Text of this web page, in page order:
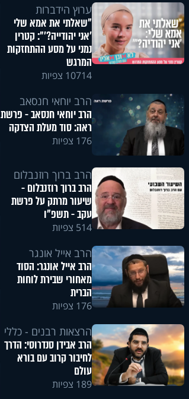
ערוץ הידברות
"שאלתי את אמא שלי
'אני יהודייה?'": קטרין
נמני על מסע ההתחזקות
המרגש
10714 צפיות
הרב יוחאי חנסאב
הרב יוחאי חנסאב - פרשת
ראה: סוד מעלת הצדקה
176 צפיות
הרב ברוך רוזנבלום
הרב ברוך רוזנבלום -
שיעור מרתק על פרשת
עקב - תשפ"ו
514 צפיות
הרב אייל אונגר
הרב אייל אונגר: הסוד
מאחורי שבירת לוחות
הברית
176 צפיות
הרצאות רבנים - כללי
הרב אבידן סנדרוסי: הדרך
לחיבור קרוב עם בורא
עולם
189 צפיות